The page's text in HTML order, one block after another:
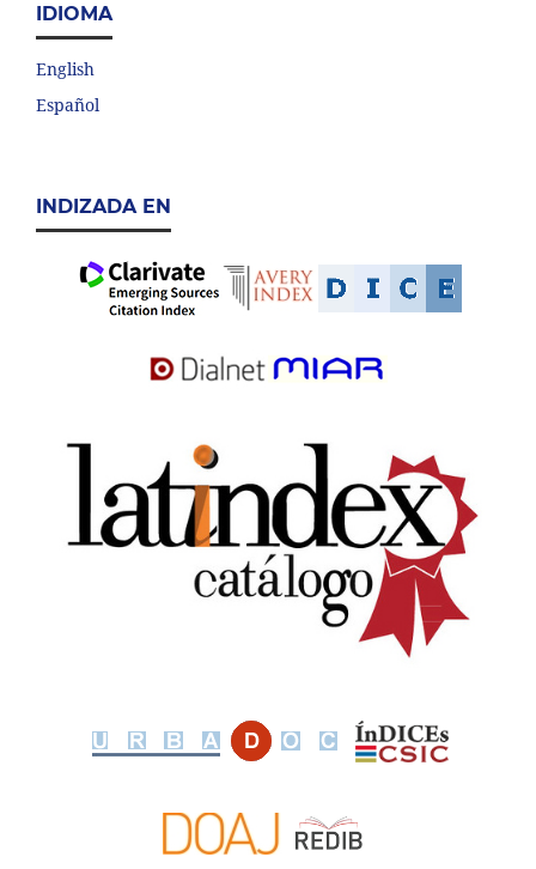
IDIOMA
English
Español
INDIZADA EN